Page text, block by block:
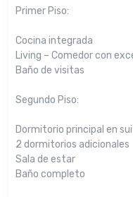
Primer Piso:
Cocina integrada
Living – Comedor con
Baño de visitas
Segundo Piso:
Dormitorio principal en
2 dormitorios adicionales
Sala de estar
Baño completo